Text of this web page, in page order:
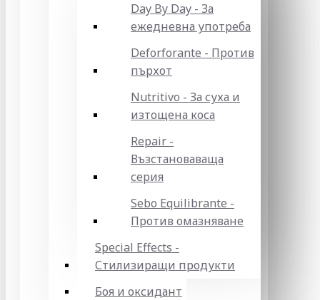
Day By Day - За
ежедневна употреба
Deforforante - Против
пърхот
Nutritivo - За суха и
изтощена коса
Repair -
Възстановаваща
серия
Sebo Equilibrante -
Против омазняване
Special Effects -
Стилизиращи продукти
Боя и оксидант